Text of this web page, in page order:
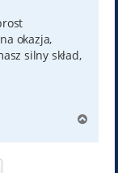
okazja,
silny skład,
g